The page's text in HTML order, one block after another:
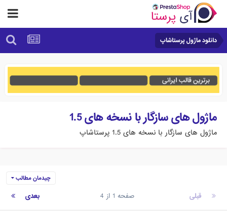
دانلود ماژول پرستاشاپ
ماژول های سازگار با نسخه های 1.5
ماژول های سازگار با نسخه های 1.5 پرستاشاپ
چیدمان مطالب
قبلی بعدی صفحه 1 از 4